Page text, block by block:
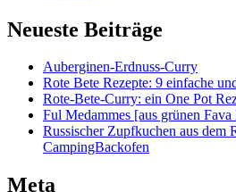
Neueste Beiträge
Auberginen-Erdnuss-Curry
Rote Bete Rezepte: 9 einfache
Rote-Bete-Curry: ein One Pot
Ful Medammes [aus grünen
Russischer Zupfkuchen aus dem
CampingBackofen
Meta